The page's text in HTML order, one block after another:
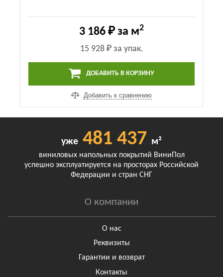
3 186 ₽ за м2
15 928 ₽за упак.
ДОБАВИТЬ В КОРЗИНУ
Добавить к сравнению
уже 481 437 м²
виниловых напольных покрытий ВиниПол
успешно эксплуатируется на просторах Российской
Федерации и стран СНГ
О компании
О нас
Реквизиты
Гарантии и возврат
Контакты